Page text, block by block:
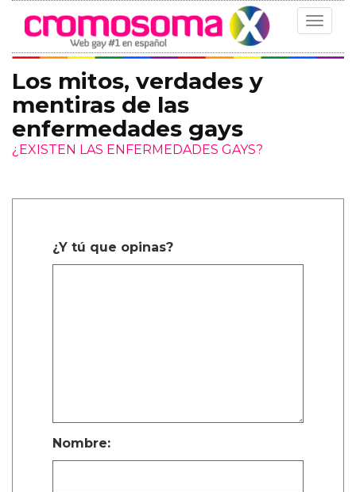
Toggle
Los mitos, verdades y
mentiras de las
enfermedades gays
¿EXISTEN LAS ENFERMEDADES GAYS?
¿Y tú que opinas?
Nombre: